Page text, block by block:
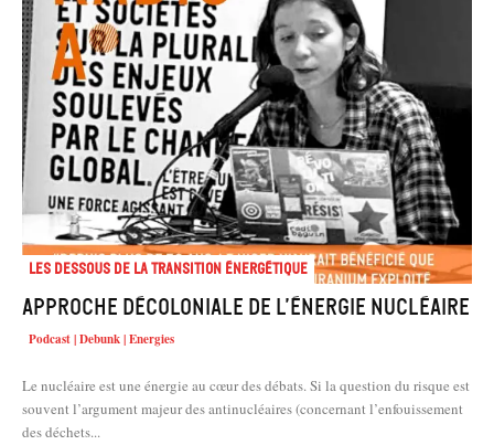
Les dessous de la transition énergétique
Approche décoloniale de l’énergie nucléaire
Podcast | Debunk | Energies
Le nucléaire est une énergie au cœur des débats. Si la question du risque est
souvent l’argument majeur des antinucléaires (concernant l’enfouissement
des déchets...